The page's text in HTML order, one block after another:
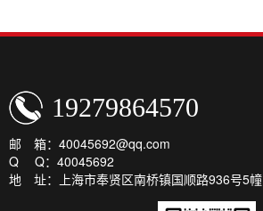
19279864570
邮 箱：40045692@qq.com
Q Q：40045692
地 址：上海市奉贤区南桥镇国顺路936号5幢